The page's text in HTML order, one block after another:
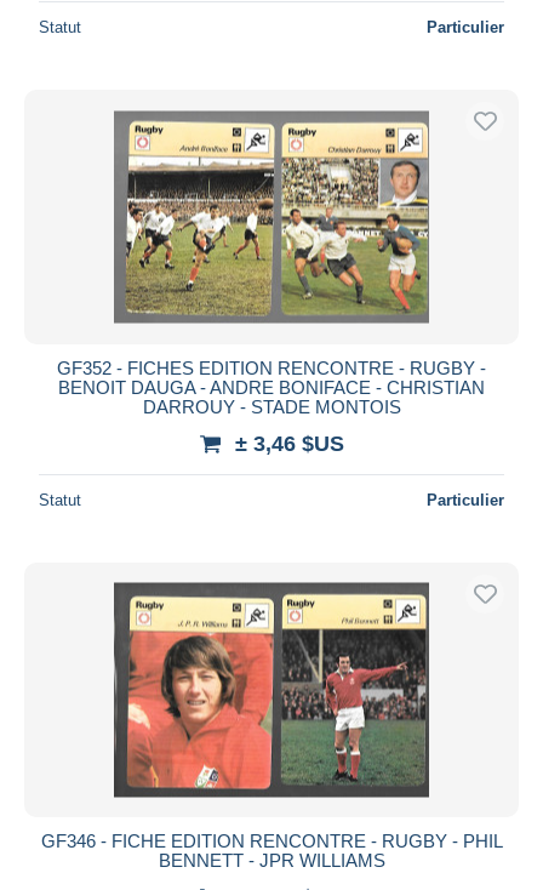
Statut Particulier
GF352 - FICHES EDITION RENCONTRE - RUGBY -
BENOIT DAUGA - ANDRE BONIFACE - CHRISTIAN
DARROUY - STADE MONTOIS
± 3,46 $US
Statut Particulier
GF346 - FICHE EDITION RENCONTRE - RUGBY - PHIL
BENNETT - JPR WILLIAMS